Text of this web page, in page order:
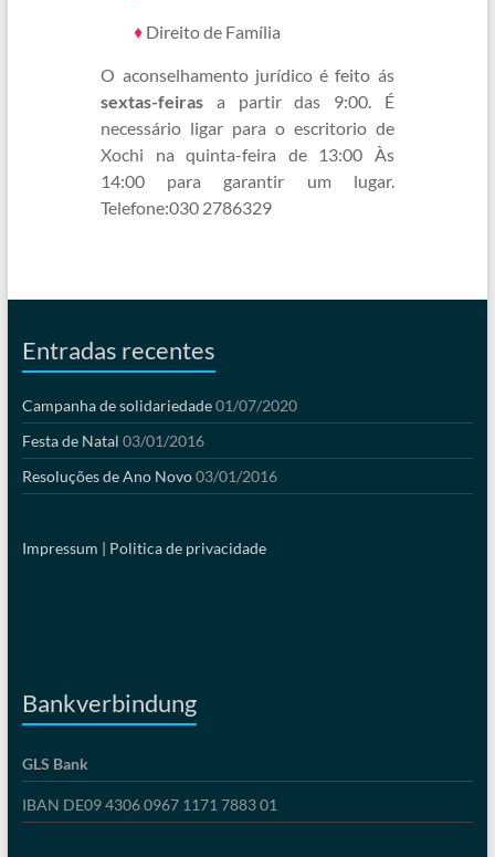
♦ Direito de Família
O aconselhamento jurídico é feito ás
sextas-feiras a partir das 9:00. É
necessário ligar para o escritorio de
Xochi na quinta-feira de 13:00 Às
14:00 para garantir um lugar.
Telefone:030 2786329
Entradas recentes
Campanha de solidariedade01/07/2020
Festa de Natal 03/01/2016
Resoluções de Ano Novo03/01/2016
Impressum | Politica de privacidade
Bankverbindung
GLS Bank
IBAN DE09 4306 0967 1171 7883 01